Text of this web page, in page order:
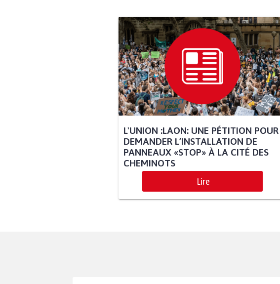
L'UNION :LAON: UNE PÉTITION POUR
DEMANDER L’INSTALLATION DE
PANNEAUX «STOP» À LA CITÉ DES
CHEMINOTS
Lire